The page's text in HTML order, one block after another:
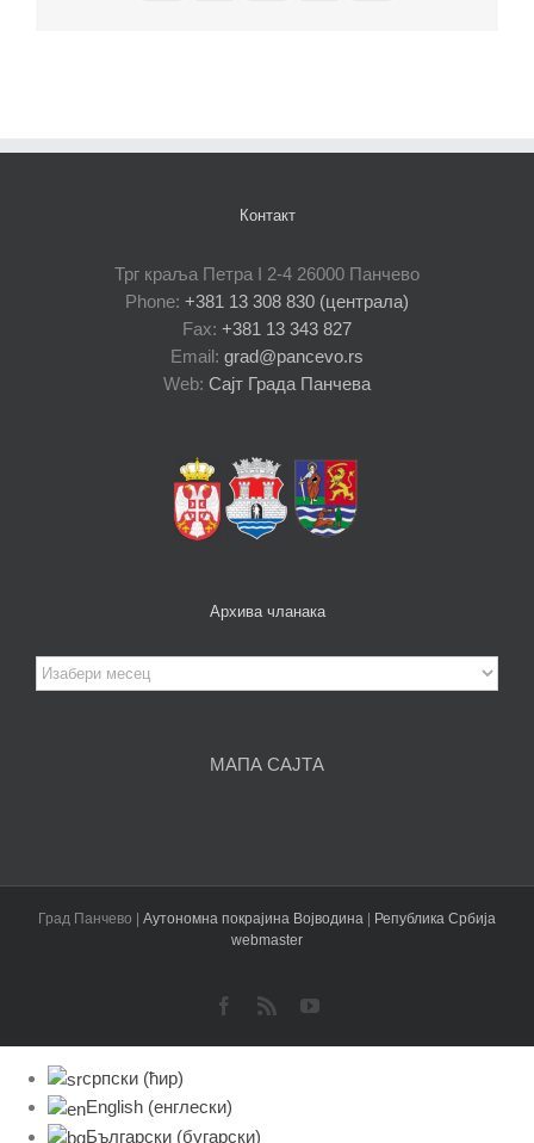
Контакт
Трг краља Петра I 2-4 26000 Панчево
Phone: +381 13 308 830 (централа)
Fax: +381 13 343 827
Email: grad@pancevo.rs
Web: Сајт Града Панчева
Архива чланака
Архива
чланака
МАПА САЈТА
Град Панчево | Аутономна покрајина Војводина | Република Србија
webmaster
Facebook
Rss YouTube
српски (ћир)
English (енглески)
Български (бугарски)